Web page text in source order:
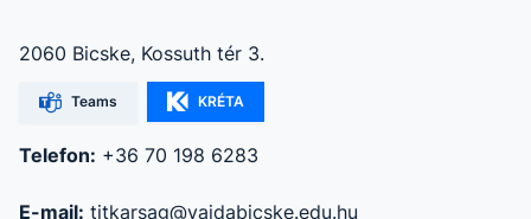
2060 Bicske, Kossuth tér 3.
Teams KRÉTA
Telefon: +36 70 198 6283
E-mail: titkarsag@vajdabicske.edu.hu